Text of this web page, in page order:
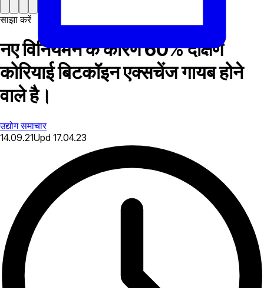
साझा करें
नए विनियमन के कारण 60% दक्षिण
कोरियाई बिटकॉइन एक्सचेंज गायब होने
वाले है।
उद्योग समाचार
14.09.21Upd 17.04.23